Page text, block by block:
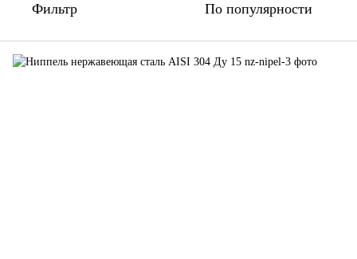
Фильтр По популярности